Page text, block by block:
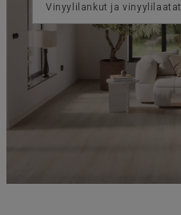
Vinyylilankut ja vinyylilaatat